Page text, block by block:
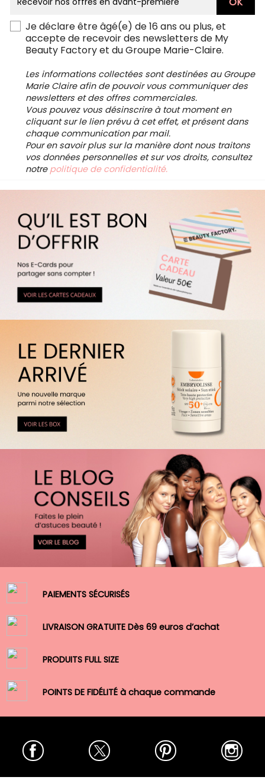
Je déclare être âgé(e) de 16 ans ou plus, et
accepte de recevoir des newsletters de My
Beauty Factory et du Groupe Marie-Claire.
Les informations collectées sont destinées au Groupe
Marie Claire afin de pouvoir vous communiquer des
newsletters et des offres commerciales.
Vous pouvez vous désinscrire à tout moment en
cliquant sur le lien prévu à cet effet, et présent dans
chaque communication par mail.
Pour en savoir plus sur la manière dont nous traitons
vos données personnelles et sur vos droits, consultez
notre politique de confidentialité.
PAIEMENTS SÉCURISÉS
LIVRAISON GRATUITE Dès 69 euros d’achat
PRODUITS FULL SIZE
POINTS DE FIDÉLITÉ à chaque commande
Facebook Twitter Pinterest